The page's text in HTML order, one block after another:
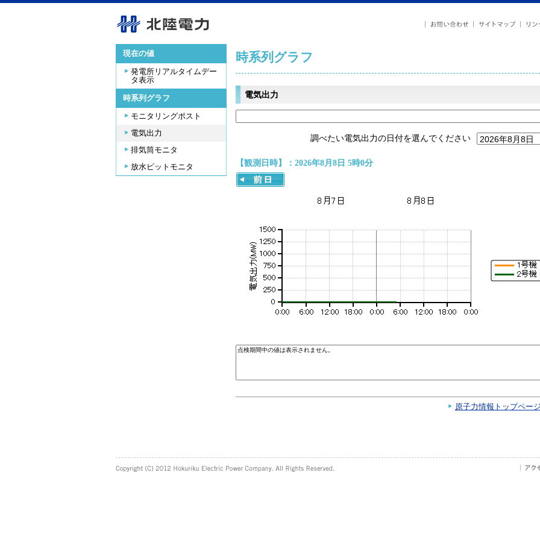
現在の値
発電所リアルタイムデー
タ表示
時系列グラフ
モニタリングポスト
電気出力
排気筒モニタ
放水ピットモニタ
時系列グラフ
電気出力
調べたい電気出力の日付を選んでください
【観測日時】：2026年8月8日 5時0分
原子力情報トップペー